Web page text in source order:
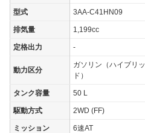
型式 3AA-C41HN09
排気量 1,199cc
定格出力 -
動力区分
ガソリン（ハイブリッ
ド）
タンク容量 50 L
駆動方式 2WD (FF)
ミッション 6速AT